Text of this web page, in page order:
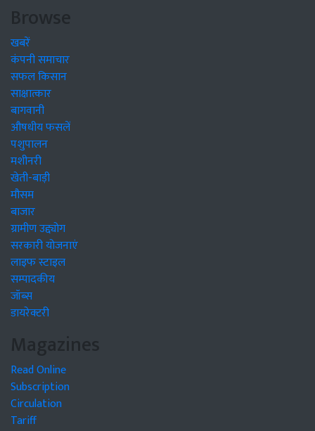
Browse
खबरें
कंपनी समाचार
सफल किसान
साक्षात्कार
बागवानी
औषधीय फसलें
पशुपालन
मशीनरी
खेती-बाड़ी
मौसम
बाजार
ग्रामीण उद्द्योग
सरकारी योजनाएं
लाइफ स्टाइल
सम्पादकीय
जॉब्स
डायरेक्टरी
Magazines
Read Online
Subscription
Circulation
Tariff